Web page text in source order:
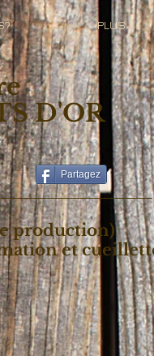
PLUS
D'OR
Partagez
production)
et